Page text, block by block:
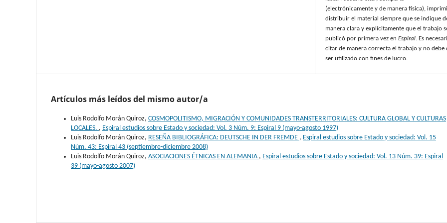
(electrónicamente y de manera física),
distribuir el material siempre que se indique
manera clara y explícitamente que el trabajo
publicó por primera vez enEspiral. Es
citar de manera correcta el trabajo y no debe
ser utilizado con fines de lucro.
Artículos más leídos del mismo autor/a
Luis Rodolfo Morán Quiroz, COSMOPOLITISMO, MIGRACIÓN Y COMUNIDADES TRANSTERRITORIALES: CULTURA GLOBAL Y CULTURAS
LOCALES. , Espiral estudios sobre Estado y sociedad: Vol. 3 Núm. 9: Espiral 9 (mayo-agosto 1997)
Luis Rodolfo Morán Quiroz, RESEÑA BIBLIOGRÁFICA: DEUTSCHE IN DER FREMDE , Espiral estudios sobre Estado y sociedad: Vol. 15
Núm. 43: Espiral 43 (septiembre-diciembre 2008)
Luis Rodolfo Morán Quiroz, ASOCIACIONES ÉTNICAS EN ALEMANIA , Espiral estudios sobre Estado y sociedad: Vol. 13 Núm. 39: Espiral
39 (mayo-agosto 2007)